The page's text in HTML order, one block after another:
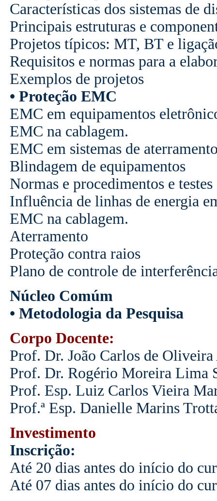
Características dos sistemas de
Principais estruturas e
Projetos típicos: MT, BT e
Requisitos e normas para a
Exemplos de projetos
• Proteção EMC
EMC em equipamentos
EMC na cablagem.
EMC em sistemas de
Blindagem de equipamentos
Normas e procedimentos e testes
Influência de linhas de energia
EMC na cablagem.
Aterramento
Proteção contra raios
Plano de controle de
Núcleo Comúm
• Metodologia da Pesquisa
Corpo Docente:
Prof. Dr. João Carlos de
Prof. Dr. Rogério Moreira Lima
Prof. Esp. Luiz Carlos Vieira
Prof.ª Esp. Danielle Marins
Investimento
Inscrição:
Até 20 dias antes do início do
Até 07 dias antes do início do